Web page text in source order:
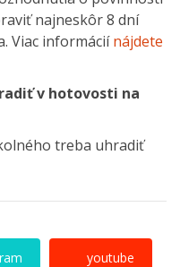
najneskôr 8 dní
Viac informáciínájdete
v hotovosti na
treba uhradiť
youtube